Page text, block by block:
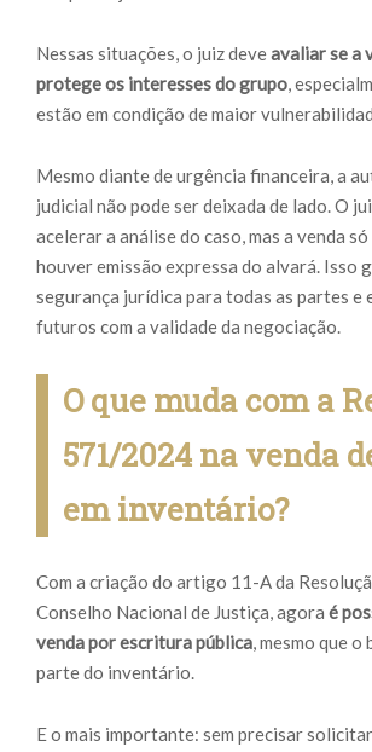
Nessas situações, o juiz deveavaliar se a
protege os interesses do grupo,
estão em condição de maior
Mesmo diante de urgência financeira, a
judicial não pode ser deixada de lado. O
acelerar a análise do caso, mas a venda
houver emissão expressa do alvará. Isso
segurança jurídica para todas as partes e
futuros com a validade da negociação.
O que muda com a
571/2024 na venda
em inventário?
Com a criação do artigo 11-A da
Conselho Nacional de Justiça, agora é
venda por escritura pública, mesmo que o
parte do inventário.
E o mais importante: sem precisar